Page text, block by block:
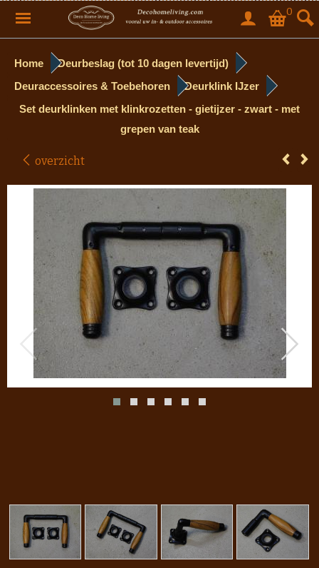
0
Home
Deurbeslag (tot 10 dagen levertijd)
Deuraccessoires & Toebehoren
Deurklink IJzer
Set deurklinken met klinkrozetten - gietijzer - zwart - met
grepen van teak
overzicht